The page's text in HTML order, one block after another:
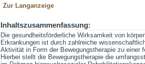
Zur Langanzeige
Inhaltszusammenfassung:
Die gesundheitsförderliche Wirksamkeit von
Erkrankungen ist durch zahlreiche
Aktivität in Form der Bewegungstherapie zu einer
Hierbei stellt die Bewegungstherapie die